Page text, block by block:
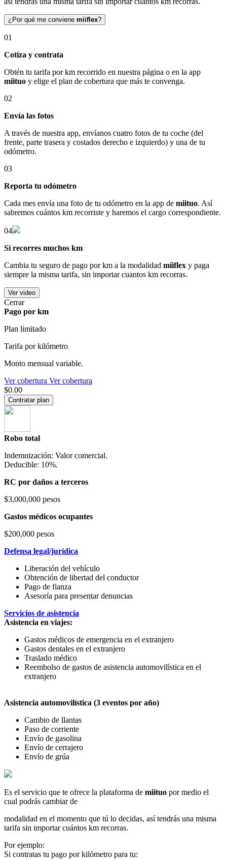
¿Por qué me conviene miiflex?
01
Cotiza y contrata
Obtén tu tarifa por km recorrido en nuestra página o en la app
miituo y elige el plan de cobertura que más te convenga.
02
Envía las fotos
A través de nuestra app, envíanos cuatro fotos de tu coche (del
frente, parte trasera y costados derecho e izquierdo) y una de tu
odómetro.
03
Reporta tu odómetro
Cada mes envía una foto de tu odómetro en la app de miituo. Así
sabremos cuántos km recorriste y haremos el cargo correspondiente.
04
Si recorres muchos km
Cambia tu seguro de pago por km a la modalidad miiflex y paga
siempre la misma tarifa, sin importar cuantos km recorras.
Ver video
Cerrar
Pago por km
Plan limitado
Tarifa por kilómetro
Monto mensual variable.
Ver cobertura Ver cobertura
$0.00
Contratar plan
Robo total
Indemnización: Valor comercial.
Deducible: 10%.
RC por daños a terceros
$3,000,000 pesos
Gastos médicos ocupantes
$200,000 pesos
Defensa legal/jurídica
Liberación del vehículo
Obtención de libertad del conductor
Pago de fianza
Asesoría para presentar denuncias
Servicios de asistencia
Asistencia en viajes:
Gastos médicos de emergencia en el extranjero
Gastos dentales en el extranjero
Traslado médico
Reembolso de gastos de asistencia automovilística en el
extranjero
Asistencia automovilística (3 eventos por año)
Cambio de llantas
Paso de corriente
Envío de gasolina
Envío de cerrajero
Envío de grúa
Es el servicio que te ofrece la plataforma de miituo por medio el
cual podrás cambiar de
modalidad en el momento que tú lo decidas, así tendrás una misma
tarifa sin importar cuántos km recorras.
Por ejemplo:
Si contratas tu pago por kilómetro para tu: